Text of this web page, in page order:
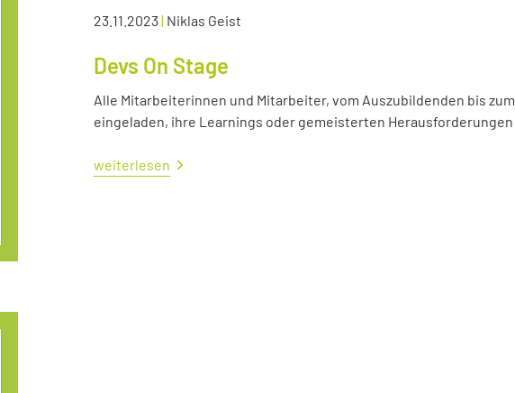
23.11.2023| Niklas Geist
Devs On Stage
Alle Mitarbeiterinnen und Mitarbeiter, vom Auszubildenden bis
eingeladen, ihre Learnings oder gemeisterten Herausforderungen
weiterlesen